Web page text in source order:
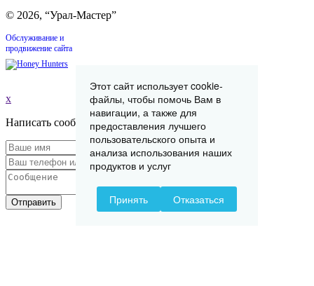
© 2026, “Урал-Мастер”
Обслуживание и
продвижение сайта
x
Написать сообщение
Отправить
Этот сайт использует cookie-
файлы, чтобы помочь Вам в
навигации, а также для
предоставления лучшего
пользовательского опыта и
анализа использования наших
продуктов и услуг
Принять Отказаться